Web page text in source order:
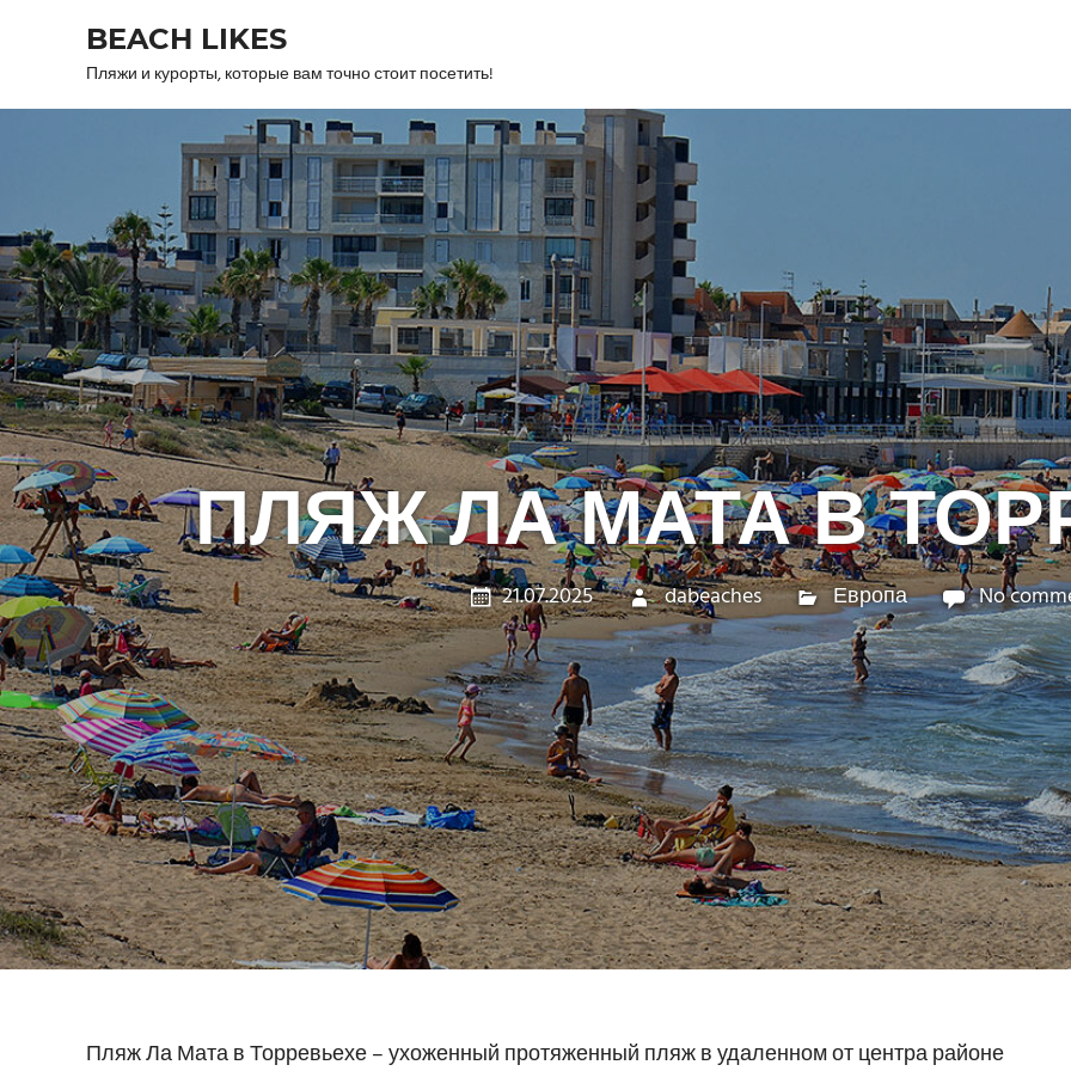
BEACH LIKES
Пляжи и курорты, которые вам точно стоит посетить!
ПЛЯЖ ЛА МАТА В
21.07.2025 dabeaches Европа No
Пляж Ла Мата в Торревьехе – ухоженный протяженный пляж в удаленном от центра районе